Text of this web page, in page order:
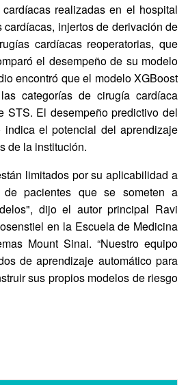
realizadas en el hospital
injertos de derivación de
cardíacas reoperatorias, que
el desempeño de su modelo
encontró que el modelo XGBoost
categorías de cirugía cardíaca
STS. El desempeño predictivo del
el potencial del aprendizaje
de la institución.
limitados por su aplicabilidad a
pacientes que se someten a
dijo el autor principal Ravi
en la Escuela de Medicina
Mount Sinai. “Nuestro equipo
de aprendizaje automático para
sus propios modelos de riesgo